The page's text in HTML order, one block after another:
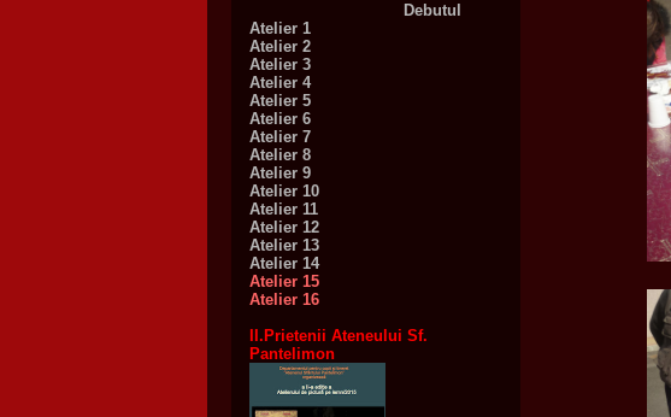
Debutul
Atelier 1
Atelier 2
Atelier 3
Atelier 4
Atelier 5
Atelier 6
Atelier 7
Atelier 8
Atelier 9
Atelier 10
Atelier 11
Atelier 12
Atelier 13
Atelier 14
Atelier 15
Atelier 16
II.Prietenii Ateneului Sf.
Pantelimon